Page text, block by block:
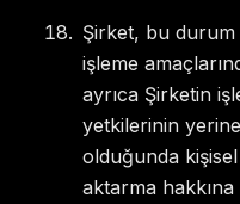
Şirket, bu
işleme
ayrıca Şirketin
yetkilerinin
olduğunda
aktarma hakkına